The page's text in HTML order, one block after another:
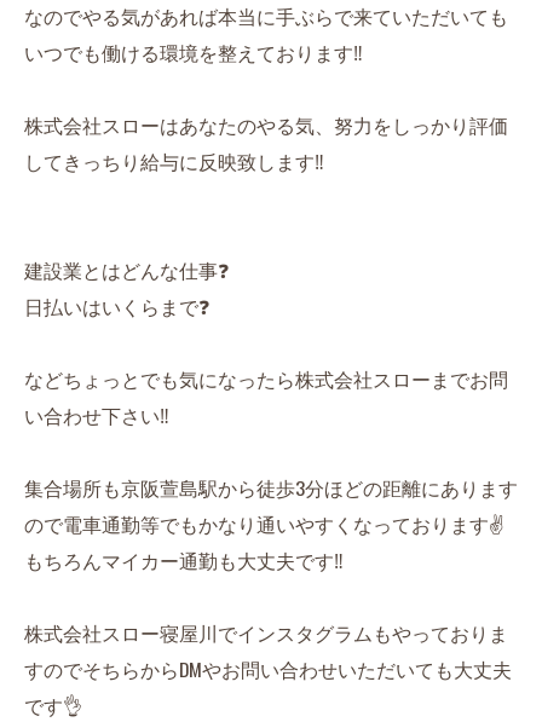
なのでやる気があれば本当に手ぶらで来ていただいても
いつでも働ける環境を整えております‼️
株式会社スローはあなたのやる気、努力をしっかり評価
してきっちり給与に反映致します‼️
建設業とはどんな仕事❓
日払いはいくらまで❓
などちょっとでも気になったら株式会社スローまでお問
い合わせ下さい‼️
集合場所も京阪萱島駅から徒歩3分ほどの距離にあります
ので電車通勤等でもかなり通いやすくなっております✌️
もちろんマイカー通勤も大丈夫です‼️
株式会社スロー寝屋川でインスタグラムもやっておりま
すのでそちらからDMやお問い合わせいただいても大丈夫
です👌